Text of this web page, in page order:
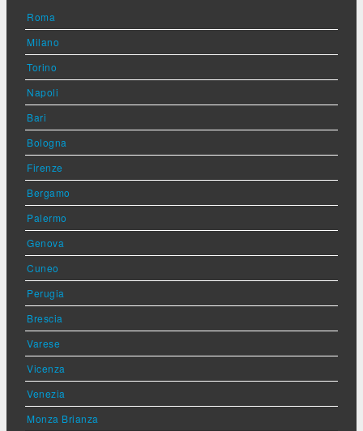
Roma
Milano
Torino
Napoli
Bari
Bologna
Firenze
Bergamo
Palermo
Genova
Cuneo
Perugia
Brescia
Varese
Vicenza
Venezia
Monza Brianza